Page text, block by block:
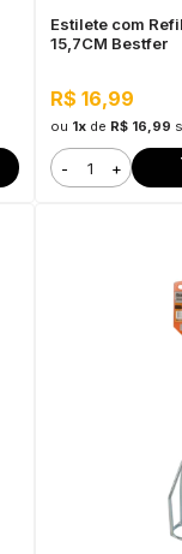
Estilete com
15,7CM Bestfer
R$ 16,99
ou 1xde R$ 16,99
- +